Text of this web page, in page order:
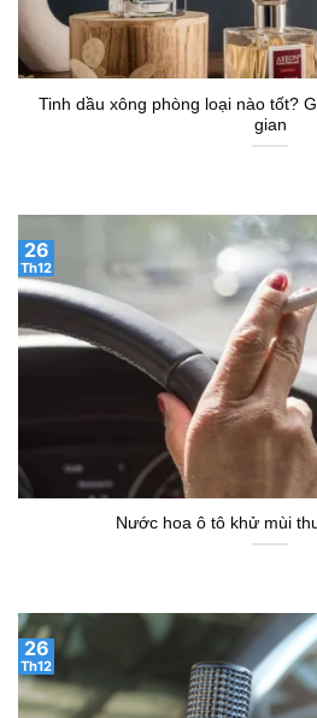
Tinh dầu xông phòng loại nào tốt?
gian
Nước hoa ô tô khử mùi
26
Th12
26
Th12